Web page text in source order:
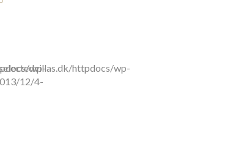
wp-
httpdocs/wp-
12/4-